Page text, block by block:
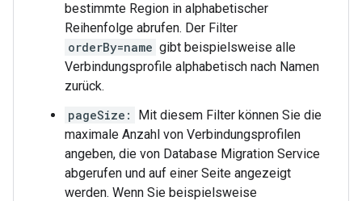
bestimmte Region in alphabetischer
Reihenfolge abrufen. Der Filter
orderBy=name gibt beispielsweise alle
Verbindungsprofile alphabetisch nach Namen
zurück.
pageSize:
Mit diesem Filter können Sie die
maximale Anzahl von Verbindungsprofilen
angeben, die von Database Migration Service
abgerufen und auf einer Seite angezeigt
werden. Wenn Sie beispielsweise